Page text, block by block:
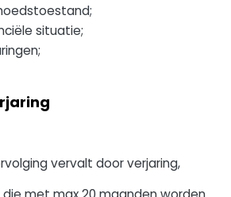
situatie;
vervalt door verjaring,